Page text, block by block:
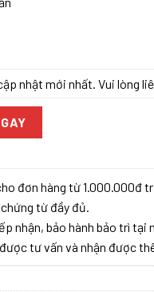
nhật mới nhất. Vui lòng
J7309I số lượng
đơn hàng từ 1.000.000đ
từ đầy đủ.
nhận, bảo hành bảo trì tại
tư vấn và nhận được